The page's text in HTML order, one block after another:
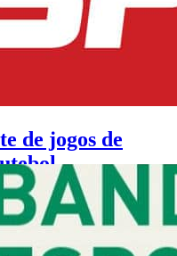
de jogos de